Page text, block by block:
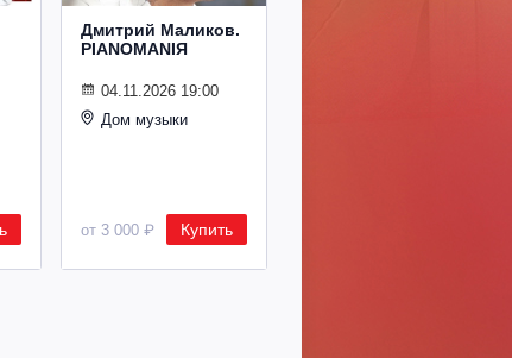
Дмитрий Маликов.
PIANOMANIЯ
04.11.2026 19:00
Дом музыки
от 3 000 ₽ Купить